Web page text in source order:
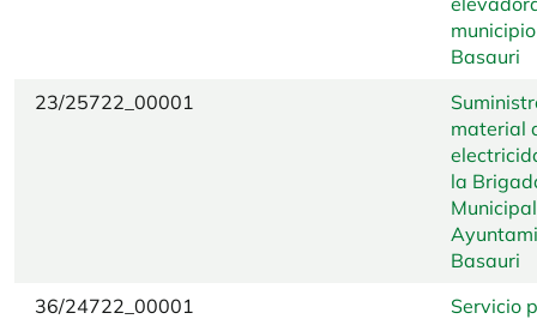
Basauri
23/25722_00001
material
la
Basauri
36/24722_00001
Servicio